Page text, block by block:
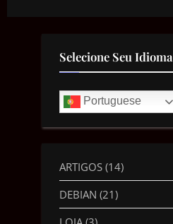
Selecione Seu Idioma
Portuguese
ARTIGOS (14)
DEBIAN (21)